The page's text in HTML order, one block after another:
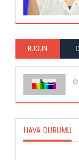
BUGÜN
HAVA DURUMU